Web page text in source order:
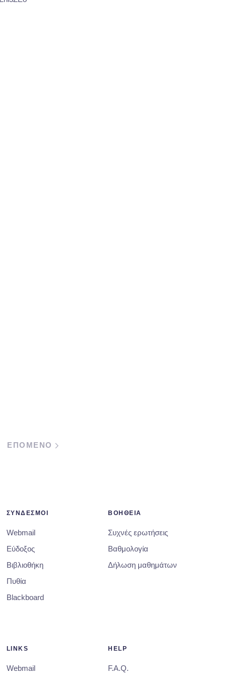
ΕΠΟΜΕΝΟ
ΣΥΝΔΕΣΜΟΙ
Webmail
Εύδοξος
Βιβλιοθήκη
Πυθία
Blackboard
ΒΟΗΘΕΙΑ
Συχνές ερωτήσεις
Βαθμολογία
Δήλωση μαθημάτων
LINKS
Webmail
HELP
F.A.Q.